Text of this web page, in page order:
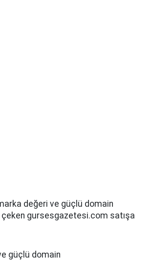
değeri ve güçlü domain
çeken gursesgazetesi.com satışa
güçlü domain